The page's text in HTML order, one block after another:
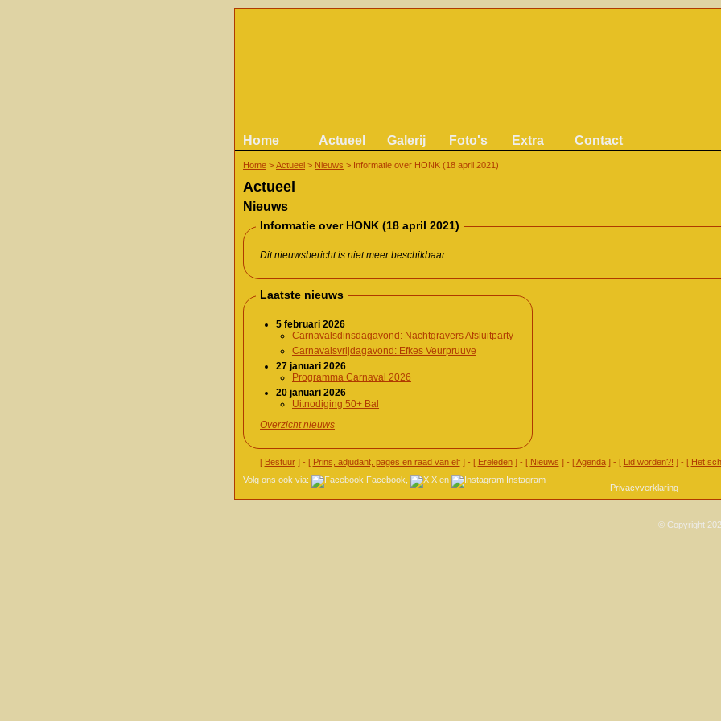
Home Actueel Galerij Foto's Extra Contact
Home > Actueel > Nieuws > Informatie over HONK (18 april 2021)
Actueel
Nieuws
Informatie over HONK (18 april 2021)
Dit nieuwsbericht is niet meer beschikbaar
Laatste nieuws
5 februari 2026
Carnavalsdinsdagavond: Nachtgravers Afsluitparty
Carnavalsvrijdagavond: Efkes Veurpruuve
27 januari 2026
Programma Carnaval 2026
20 januari 2026
Uitnodiging 50+ Bal
Overzicht nieuws
[ Bestuur] - [ Prins, adjudant, pages en raad van elf] - [ Ereleden] - [ Nieuws ] - [Agenda] - [ Lid worden?! ] - [ Het
Volg ons ook via:
Facebook X en
Instagram
Privacyverklaring
© Copyright